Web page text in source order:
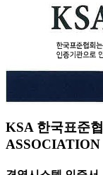
KSA 한국표준
ASSOCIATION